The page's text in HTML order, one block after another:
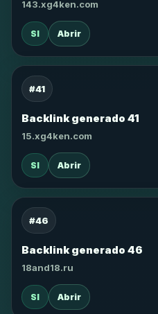
143.xg4ken.com
SI Abrir
#41
Backlink generado 41
15.xg4ken.com
SI Abrir
#46
Backlink generado 46
18and18.ru
SI Abrir